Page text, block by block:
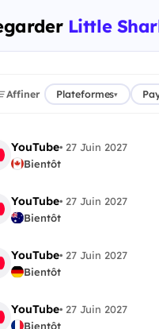
Little
Affiner Plateformes▾
YouTube• 27 Juin 2027
Bientôt
YouTube• 27 Juin 2027
Bientôt
YouTube• 27 Juin 2027
Bientôt
YouTube• 27 Juin 2027
Bientôt